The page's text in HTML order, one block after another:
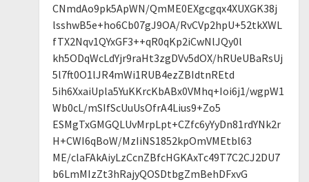
CNmdAo9pk5ApWN/QmME0EXgcgqx4XUXGK38j
lsshwB5e+ho6Cb07gJ9OA/RvCVp2hpU+52tkXWL
fTX2Nqv1QYxGF3++qR0qKp2iCwNlJQy0l
kh5ODqWcLdYjr9raHt3zgDVv5dOX/hRUeUBaRsUj
5l7ft0O1lJR4mWi1RUB4ezZBIdtnREtd
5ih6XxaiUpla5YuKKrcKbABx0VMhq+Ioi6j1/wgpW1
Wb0cL/mSIfScUuUsOfrA4Lius9+Zo5
ESMgTxGMGQLUvMrpLpt+CZfc6yYyDn81rdYNk2r
H+CWI6qBoW/MzIiNS1852kpOmVMEtbl63
ME/claFAkAiyLzCcnZBfcHGKAxTc49T7C2CJ2DU7
b6LmMIzZt3hRajyQOSDtbgZmBehDFxvG